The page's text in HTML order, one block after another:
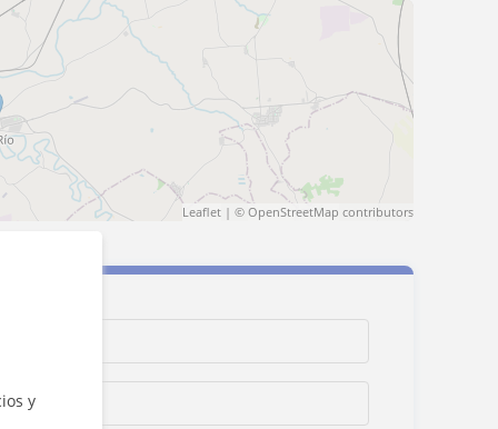
y
Leaflet| © OpenStreetMap contributors